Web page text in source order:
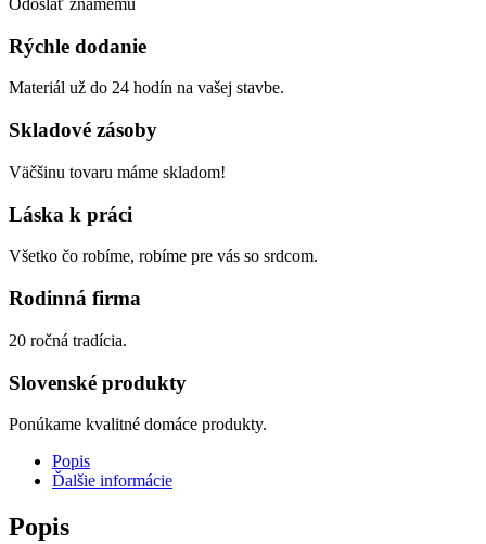
Odoslať známemu
Rýchle dodanie
Materiál už do 24 hodín na vašej stavbe.
Skladové zásoby
Väčšinu tovaru máme skladom!
Láska k práci
Všetko čo robíme, robíme pre vás so srdcom.
Rodinná firma
20 ročná tradícia.
Slovenské produkty
Ponúkame kvalitné domáce produkty.
Popis
Ďalšie informácie
Popis